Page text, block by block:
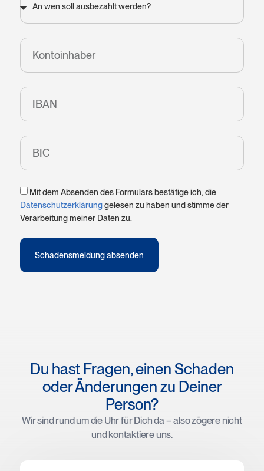
Mit dem Absenden des Formulars bestätige ich, die
Datenschutzerklärunggelesen zu haben und stimme der
Verarbeitung meiner Daten zu.
Schadensmeldung absenden
Du hast Fragen, einen Schaden
oder Änderungen zu Deiner
Person?
Wir sind rund um die Uhr für Dich da – also zögere nicht
und kontaktiere uns.